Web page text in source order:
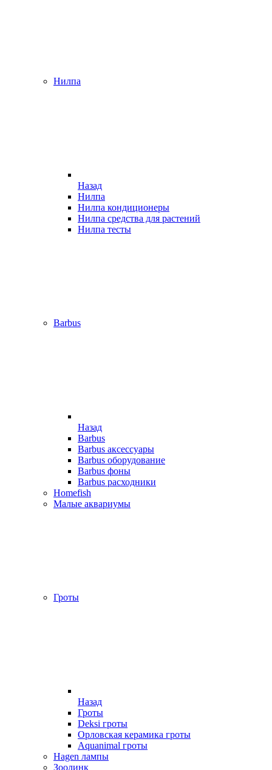
Нилпа
Назад
Нилпа
Нилпа кондиционеры
Нилпа средства для растений
Нилпа тесты
Barbus
Назад
Barbus
Barbus аксессуары
Barbus оборудование
Barbus фоны
Barbus расходники
Homefish
Малые аквариумы
Гроты
Назад
Гроты
Deksi гроты
Орловская керамика гроты
Aquanimal гроты
Hagen лампы
Зоолинк